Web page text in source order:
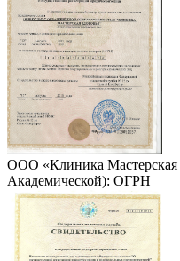
ООО «Клиника Мастерская
Академической): ОГРН